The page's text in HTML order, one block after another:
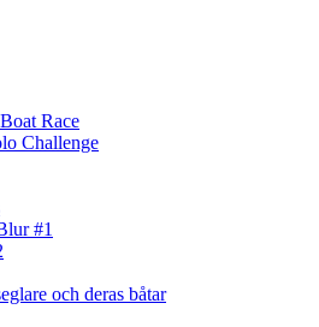
Race
Challenge
#1
och deras båtar